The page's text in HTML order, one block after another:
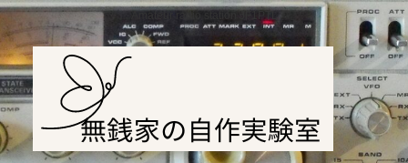
Amateur radio station JF1PTL